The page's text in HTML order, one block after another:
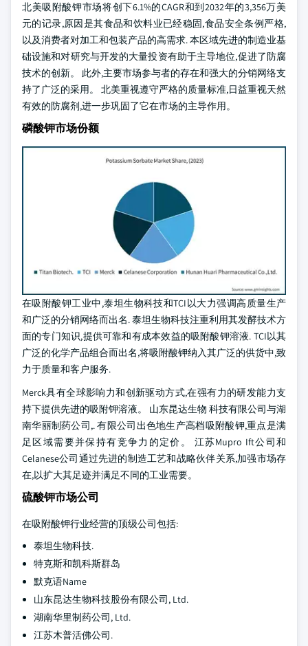
北美吸附酸钾市场将创下6.1%的CAGR和到2032年的3,356万美
元的记录,原因是其食品和饮料业已经稳固,食品安全条例严格,
以及消费者对加工和包装产品的高需求. 本区域先进的制造业基
础设施和对研究与开发的大量投资有助于主导地位,促进了防腐
技术的创新。 此外,主要市场参与者的存在和强大的分销网络支
持了广泛的采用。 北美重视遵守严格的质量标准,日益重视天然
有效的防腐剂,进一步巩固了它在市场的主导作用。
磷酸钾市场份额
在吸附酸钾工业中,泰坦生物科技和TCI以大力强调高质量生产
和广泛的分销网络而出名. 泰坦生物科技注重利用其发酵技术方
面的专门知识,提供可靠和有成本效益的吸附酸钾溶液. TCI以其
广泛的化学产品组合而出名,将吸附酸钾纳入其广泛的供货中,致
力于质量和客户服务.
Merck具有全球影响力和创新驱动方式,在强有力的研发能力支
持下提供先进的吸附钾溶液。 山东昆达生物 科技有限公司与湖
南华丽制药公司,. 有限公司出色地生产高档吸附酸钾,重点是满
足区域需要并保持有竞争力的定价。 江苏Mupro Ift公司和
Celanese公司通过先进的制造工艺和战略伙伴关系,加强市场存
在,以扩大其足迹并满足不同的工业需要。
硫酸钾市场公司
在吸附酸钾行业经营的顶级公司包括:
泰坦生物科技.
特克斯和凯科斯群岛
默克语Name
山东昆达生物科技股份有限公司, Ltd.
湖南华里制药公司, Ltd.
江苏木普活佛公司.